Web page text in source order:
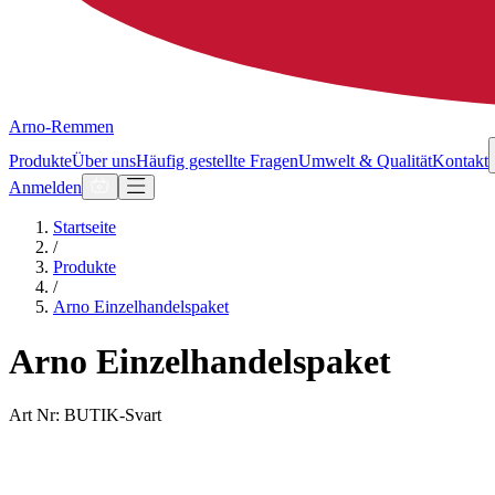
Arno-Remmen
ProdukteÜber unsHäufig gestellte FragenUmwelt & QualitätKontakt
Anmelden
Startseite
/
Produkte
/
Arno Einzelhandelspaket
Arno Einzelhandelspaket
Art Nr: BUTIK-Svart